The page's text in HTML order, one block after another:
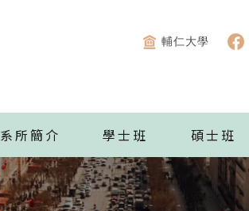
輔仁大學
系所簡介 學士班 碩士班